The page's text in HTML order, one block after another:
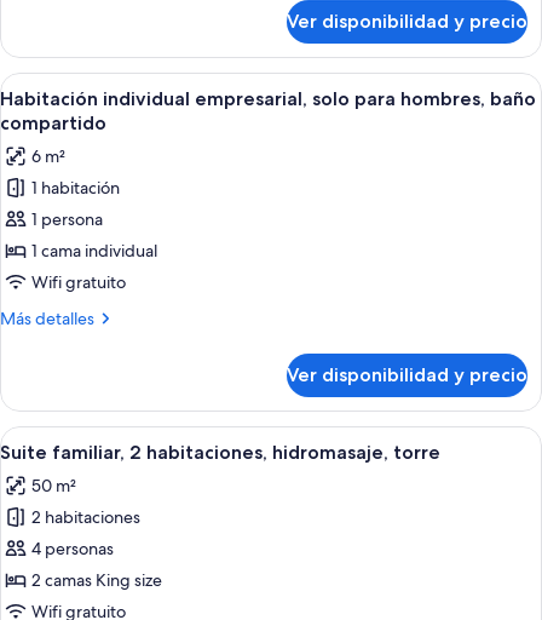
baño
compartido
individual
urbana,
solo
para
mujeres,
baño
compartido
Ver disponibilidad y precio
Ver
todas
las
fotos
de
Habitación
individual
empresarial,
solo
baño
compartido
Una habitación de hotel con una
6
Habitación individual empresarial, solo para hombres, baño
compartido
6 m²
1 habitación
1 persona
1 cama individual
Wifi gratuito
Más detalles
Más
individual
empresarial,
solo
hombres,
baño
compartido
Ver disponibilidad y precio
Ver
todas
las
fotos
de
Suite
familiar,
Habitación de hotel con piso de
9
Suite familiar, 2 habitaciones, hidromasaje, torre
50 m²
2 habitaciones
4 personas
2 camas King size
Wifi gratuito